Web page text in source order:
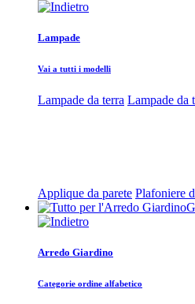
Lampade
Vai a tutti i modelli
Lampade da terra Lampade da
Applique da parete Plafoniere
Arredo Giardino
Categorie ordine alfabetico